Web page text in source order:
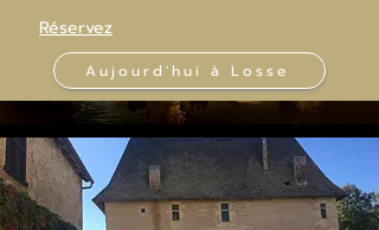
Réservez
Aujourd'hui à Losse